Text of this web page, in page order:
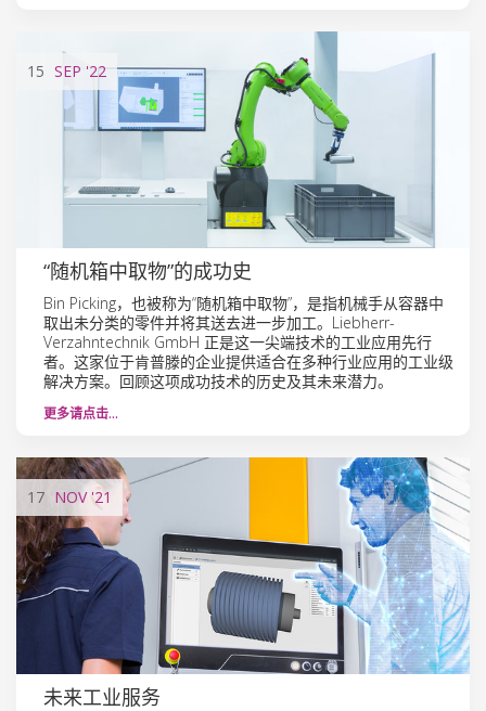
15 SEP '22
“随机箱中取物”的成功史
Bin Picking，也被称为“随机箱中取物”，是指机械手从容器中
取出未分类的零件并将其送去进一步加工。Liebherr-
Verzahntechnik GmbH 正是这一尖端技术的工业应用先行
者。这家位于肯普滕的企业提供适合在多种行业应用的工业级
解决方案。回顾这项成功技术的历史及其未来潜力。
更多请点击…
17 NOV'21
未来工业服务